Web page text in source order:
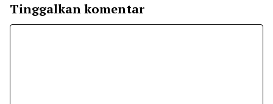
Tinggalkan komentar